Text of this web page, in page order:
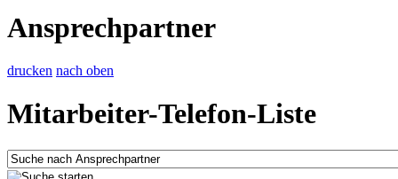
Ansprechpartner
drucken nach oben
Mitarbeiter-Telefon-Liste